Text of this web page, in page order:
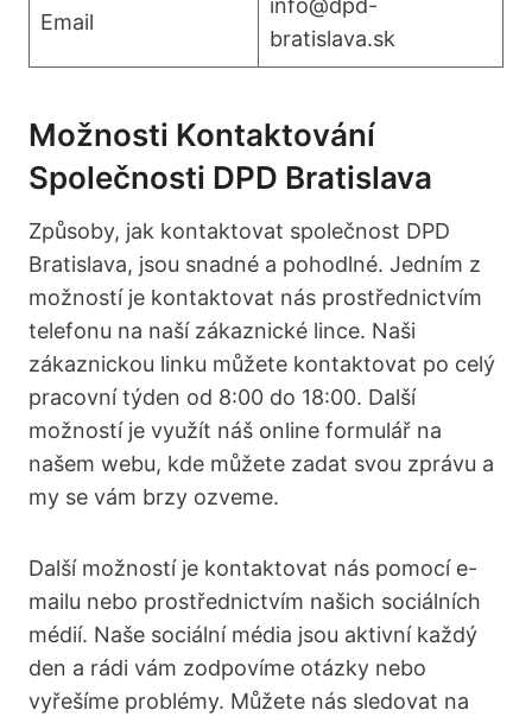
Email
bratislava.sk
Možnosti Kontaktování
Společnosti DPD Bratislava
Způsoby, jak kontaktovat společnost DPD
Bratislava, jsou snadné a pohodlné. Jedním z
možností je kontaktovat nás prostřednictvím
telefonu na naší zákaznické lince. Naši
zákaznickou linku můžete kontaktovat po celý
pracovní týden od 8:00 do 18:00. Další
možností je využít náš online formulář na
našem webu, kde můžete zadat svou zprávu a
my se vám brzy ozveme.
Další možností je kontaktovat nás pomocí e-
mailu nebo prostřednictvím našich sociálních
médií. Naše sociální média jsou aktivní každý
den a rádi vám zodpovíme otázky nebo
vyřešíme problémy. Můžete nás sledovat na